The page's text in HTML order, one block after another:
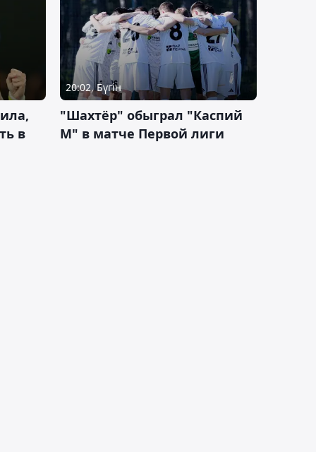
в
20:02, Бүгін
"Шахтёр" обыграл "Каспий
М" в матче Первой лиги